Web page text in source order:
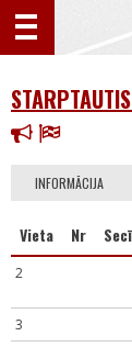
INFORMĀCIJA
Vieta Nr
2
3